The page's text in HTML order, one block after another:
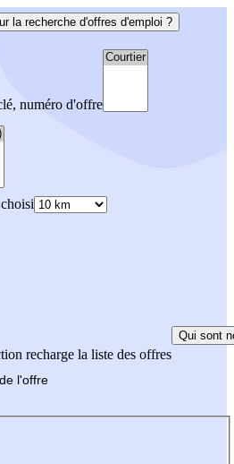
la recherche d'offres d'emploi ?
numéro d'offre
recharge la liste des offres
Qui sont
de l'offre